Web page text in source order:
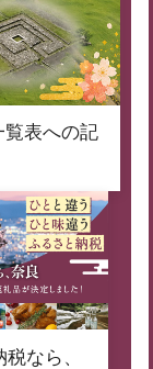
覧表への記
なら、